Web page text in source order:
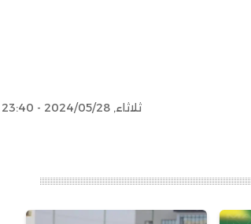
ثلاثاء, 2024/05/28 - 23:40